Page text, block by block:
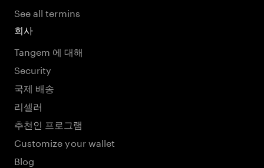
See all termins
회사
Tangem 에 대해
Security
국제 배송
리셀러
추천인 프로그램
Customize your wallet
Blog